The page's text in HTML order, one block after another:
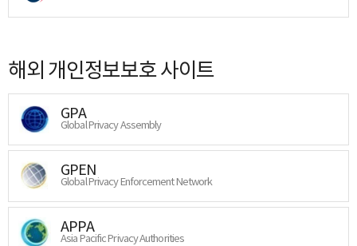
해외 개인정보보호 사이트
GPA
Global Privacy Assembly
GPEN
Global Privacy Enforcement Network
APPA
Asia Pacific Privacy Authorities